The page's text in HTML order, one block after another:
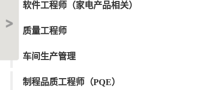
软件工程师（家电产品相关）
质量工程师
车间生产管理
制程品质工程师（PQE）